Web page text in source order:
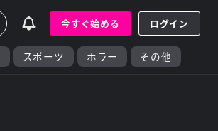
今すぐ始める ログイン
スポーツ ホラー その他